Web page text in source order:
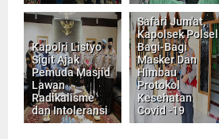
Kapolri Listyo
Sigit Ajak
Pemuda Masjid
Lawan
Radikalisme
dan Intoleransi
Safari Jum'at,
Kapolsek Polsel
Bagi-Bagi
Masker Dan
Himbau
Protokol
Kesehatan
Covid -19